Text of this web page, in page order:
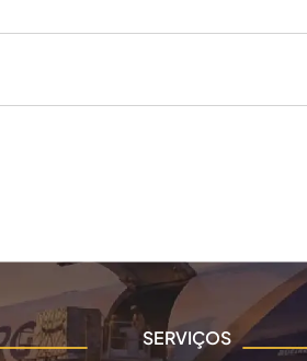
SERVIÇOS